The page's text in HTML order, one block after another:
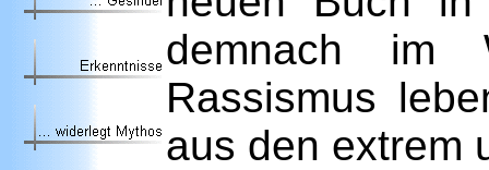
demnach im
Rassismus
aus den extrem